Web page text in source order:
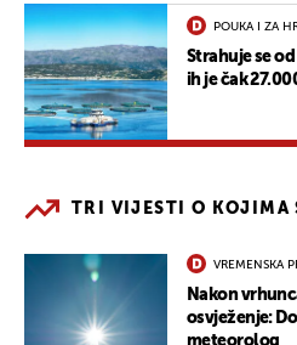
POUKA I ZA
Strahuje se
ih je čak
TRI VIJESTI O KOJIMA
VREMENSKA
Nakon
osvježenje:
meteorolog